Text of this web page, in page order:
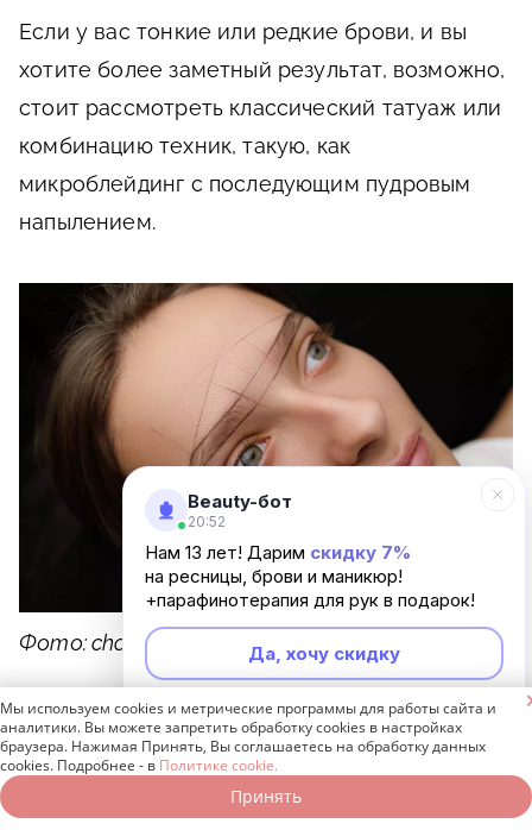
Если у вас тонкие или редкие брови, и вы
хотите более заметный результат, возможно,
стоит рассмотреть классический татуаж или
комбинацию техник, такую, как
микроблейдинг с последующим пудровым
напылением.
Фото: choknadii / Freepik
Восстановление после процедуры требует
особого внимания. В первые дни после
напыления на бровях образуется тонкая
корочка. Очень важно не трогать ее и не
Beauty-бот
20:52
Нам 13 лет! Дарим скидку 7%
на ресницы, брови и маникюр!
+парафинотерапия для рук в подарок!
Да, хочу скидку
Неинтересно
Мы используем cookies и метрические программы для работы сайта и
аналитики. Вы можете запретить обработку cookies в настройках
браузера. Нажимая Принять, Вы соглашаетесь на обработку данных
cookies. Подробнее - в Политике cookie.
Принять